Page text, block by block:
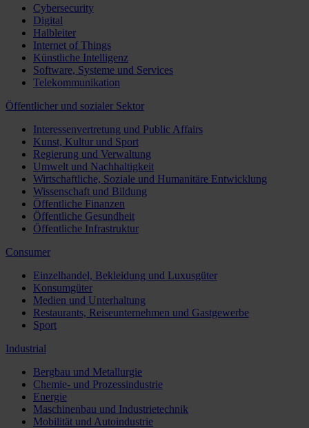
Cybersecurity
Digital
Halbleiter
Internet of Things
Künstliche Intelligenz
Software, Systeme und Services
Telekommunikation
Öffentlicher und sozialer Sektor
Interessenvertretung und Public Affairs
Kunst, Kultur und Sport
Regierung und Verwaltung
Umwelt und Nachhaltigkeit
Wirtschaftliche, Soziale und Humanitäre Entwicklung
Wissenschaft und Bildung
Öffentliche Finanzen
Öffentliche Gesundheit
Öffentliche Infrastruktur
Consumer
Einzelhandel, Bekleidung und Luxusgüter
Konsumgüter
Medien und Unterhaltung
Restaurants, Reiseunternehmen und Gastgewerbe
Sport
Industrial
Bergbau und Metallurgie
Chemie- und Prozessindustrie
Energie
Maschinenbau und Industrietechnik
Mobilität und Autoindustrie